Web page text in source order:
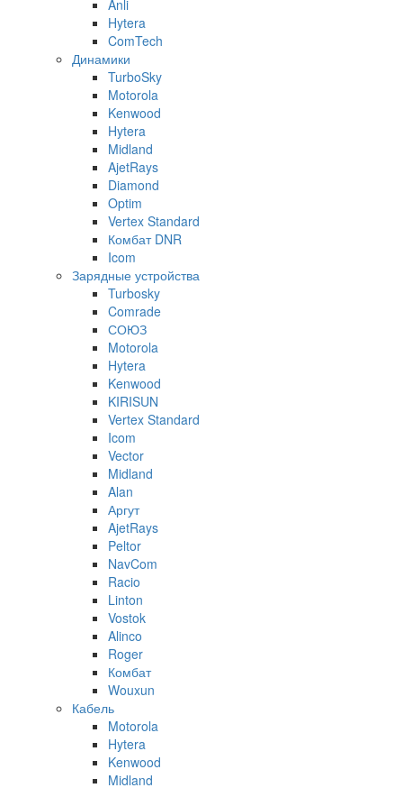
Anli
Hytera
ComTech
Динамики
TurboSky
Motorola
Kenwood
Hytera
Midland
AjetRays
Diamond
Optim
Vertex Standard
Комбат DNR
Icom
Зарядные устройства
Turbosky
Comrade
СОЮЗ
Motorola
Hytera
Kenwood
KIRISUN
Vertex Standard
Icom
Vector
Midland
Alan
Аргут
AjetRays
Peltor
NavCom
Racio
Linton
Vostok
Alinco
Roger
Комбат
Wouxun
Кабель
Motorola
Hytera
Kenwood
Midland